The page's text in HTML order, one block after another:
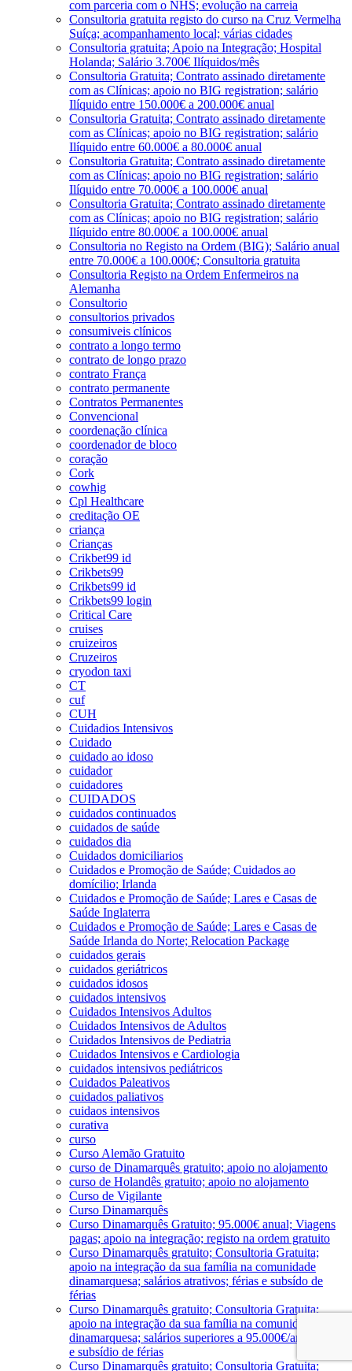
com parceria com o NHS; evolução na carreia
Consultoria gratuita registo do curso na Cruz Vermelha
Suíça; acompanhamento local; várias cidades
Consultoria gratuita; Apoio na Integração; Hospital
Holanda; Salário 3.700€ Ilíquidos/mês
Consultoria Gratuita; Contrato assinado diretamente
com as Clínicas; apoio no BIG registration; salário
Ilíquido entre 150.000€ a 200.000€ anual
Consultoria Gratuita; Contrato assinado diretamente
com as Clínicas; apoio no BIG registration; salário
Ilíquido entre 60.000€ a 80.000€ anual
Consultoria Gratuita; Contrato assinado diretamente
com as Clínicas; apoio no BIG registration; salário
Ilíquido entre 70.000€ a 100.000€ anual
Consultoria Gratuita; Contrato assinado diretamente
com as Clínicas; apoio no BIG registration; salário
Ilíquido entre 80.000€ a 100.000€ anual
Consultoria no Registo na Ordem (BIG); Salário anual
entre 70.000€ a 100.000€; Consultoria gratuita
Consultoria Registo na Ordem Enfermeiros na
Alemanha
Consultorio
consultorios privados
consumiveis clínicos
contrato a longo termo
contrato de longo prazo
contrato França
contrato permanente
Contratos Permanentes
Convencional
coordenação clínica
coordenador de bloco
coração
Cork
cowhig
Cpl Healthcare
creditação OE
criança
Crianças
Crikbet99 id
Crikbets99
Crikbets99 id
Crikbets99 login
Critical Care
cruises
cruizeiros
Cruzeiros
cryodon taxi
CT
cuf
CUH
Cuidadios Intensivos
Cuidado
cuidado ao idoso
cuidador
cuidadores
CUIDADOS
cuidados continuados
cuidados de saúde
cuidados dia
Cuidados domiciliarios
Cuidados e Promoção de Saúde; Cuidados ao
domícilio; Irlanda
Cuidados e Promoção de Saúde; Lares e Casas de
Saúde Inglaterra
Cuidados e Promoção de Saúde; Lares e Casas de
Saúde Irlanda do Norte; Relocation Package
cuidados gerais
cuidados geriátricos
cuidados idosos
cuidados intensivos
Cuidados Intensivos Adultos
Cuidados Intensivos de Adultos
Cuidados Intensivos de Pediatria
Cuidados Intensivos e Cardiologia
cuidados intensivos pediátricos
Cuidados Paleativos
cuidados paliativos
cuidaos intensivos
curativa
curso
Curso Alemão Gratuito
curso de Dinamarquês gratuito; apoio no alojamento
curso de Holandês gratuito; apoio no alojamento
Curso de Vigilante
Curso Dinamarquês
Curso Dinamarquês Gratuito; 95.000€ anual; Viagens
pagas; apoio na integração; registo na ordem gratuito
Curso Dinamarquês gratuito; Consultoria Gratuita;
apoio na integração da sua família na comunidade
dinamarquesa; salários atrativos; férias e subsído de
férias
Curso Dinamarquês gratuito; Consultoria Gratuita;
apoio na integração da sua família na comunidade
dinamarquesa; salários superiores a 95.000€/ano; férias
e subsídio de férias
Curso Dinamarquês gratuito; Consultoria Gratuita;